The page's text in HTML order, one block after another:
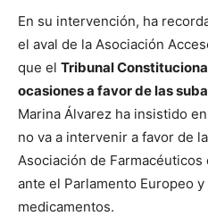
En su intervención, ha
el aval de la Asociación
que el Tribunal
ocasiones a favor de las
Marina Álvarez ha insistido
no va a intervenir a favor de
Asociación de
ante el Parlamento Europeo
medicamentos.